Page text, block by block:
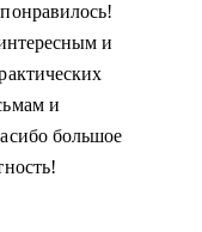
и
и
большое